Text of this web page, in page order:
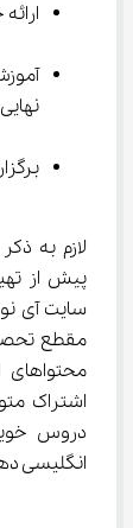
برگزاری
پیش از
سایت آی
مقطع
محتواهای
اشتراک
دروس
انگلیسی دهم